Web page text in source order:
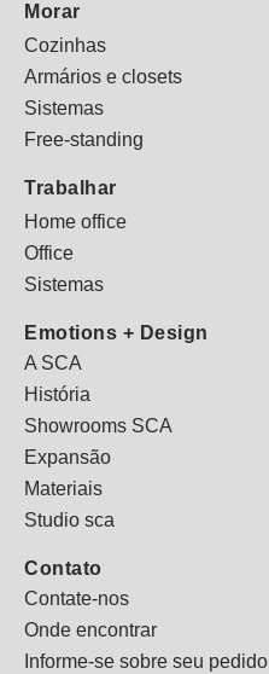
Morar
Cozinhas
Armários e closets
Sistemas
Free-standing
Trabalhar
Home office
Office
Sistemas
Emotions + Design
A SCA
História
Showrooms SCA
Expansão
Materiais
Studio sca
Contato
Contate-nos
Onde encontrar
Informe-se sobre seu pedido